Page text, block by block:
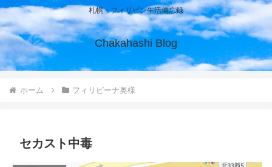
札幌・フィリピン生活備忘録
Chakahashi Blog
ホーム フィリピーナ奥様
セカスト中毒